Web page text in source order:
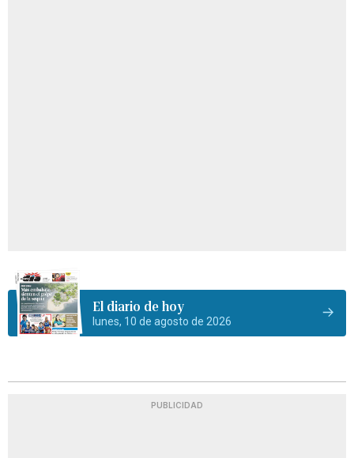
El diario de hoy
lunes, 10 de agosto de 2026
PUBLICIDAD